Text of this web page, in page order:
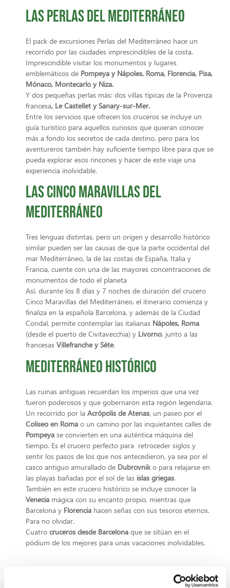
Las Perlas del Mediterráneo
El pack de excursiones Perlas del Mediterráneo hace un
recorrido por las ciudades imprescindibles de la costa.
Imprescindible visitar los monumentos y lugares
emblemáticos de Pompeya y Nápoles, Roma, Florencia, Pisa,
Mónaco, Montecarlo y Niza.
Y dos pequeñas perlas más: dos villas típicas de la Provenza
francesa, Le Castellet y Sanary-sur-Mer.
Entre los servicios que ofrecen los cruceros se incluye un
guía turístico para aquellos curiosos que quieran conocer
más a fondo los secretos de cada destino, pero para los
aventureros también hay suficiente tiempo libre para que se
pueda explorar esos rincones y hacer de este viaje una
experiencia inolvidable.
Las Cinco Maravillas del
Mediterráneo
Tres lenguas distintas, pero un origen y desarrollo histórico
similar pueden ser las causas de que la parte occidental del
mar Mediterráneo, la de las costas de España, Italia y
Francia, cuente con una de las mayores concentraciones de
monumentos de todo el planeta
Así, durante los 8 días y 7 noches de duración del crucero
Cinco Maravillas del Mediterráneo, el itinerario comienza y
finaliza en la española Barcelona, y además de la Ciudad
Condal, permite contemplar las italianas Nápoles, Roma
(desde el puerto de Civitavecchia) y Livorno, junto a las
francesas Villefranche y Sète.
Mediterráneo histórico
Las ruinas antiguas recuerdan los imperios que una vez
fueron poderosos y que gobernaron esta región legendaria.
Un recorrido por la Acrópolis de Atenas, un paseo por el
Coliseo en Roma o un camino por las inquietantes calles de
Pompeya se convierten en una auténtica máquina del
tiempo. Es el crucero perfecto para retroceder siglos y
sentir los pasos de los que nos antecedieron, ya sea por el
casco antiguo amurallado de Dubrovniko para relajarse en
las playas bañadas por el sol de las islas griegas.
También en este crucero histórico se incluye conocer la
Venecia mágica con su encanto propio, mientras que
Barcelona y Florencia hacen señas con sus tesoros eternos.
Para no olvidar.
Cuatro cruceros desde Barcelona que se sitúan en el
pódium de los mejores para unas vacaciones inolvidables.